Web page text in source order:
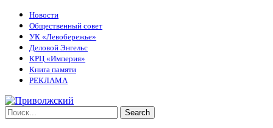
Новости
Общественный совет
УК «Левобережье»
Деловой Энгельс
КРЦ «Империя»
Книга памяти
РЕКЛАМА